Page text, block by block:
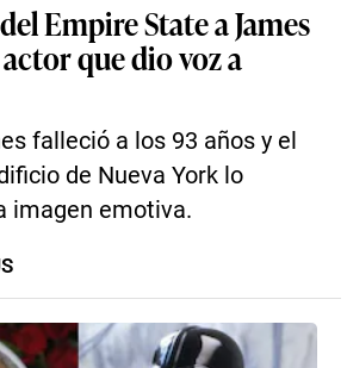
Empire State a James
que dio voz a
falleció a los 93 años y el
de Nueva York lo
imagen emotiva.